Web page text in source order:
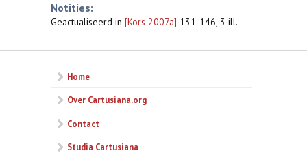
Notities:
Geactualiseerd in [Kors 2007a] 131-146, 3 ill.
Home
Over Cartusiana.org
Contact
Studia Cartusiana